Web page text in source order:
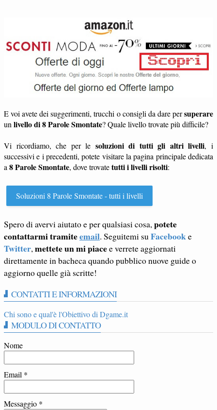
E voi avete dei suggerimenti, trucchi o consigli da dare persuperare
un livello di 8 Parole Smontate? Quale livello trovate più difficile?
Vi ricordiamo, che per le soluzioni di tutti gli altri livelli, i
successivi e i precedenti, potete visitare la pagina principale dedicata
a 8 Parole Smontate, dove trovatetutti i livelli risolti:
Soluzioni 8 Parole Smontate - tutti i livelli
Spero di avervi aiutato e per qualsiasi cosa, potete
contattarmi tramiteemail. Seguitemi su Facebooke
Twitter, mettete un mi piacee verrete aggiornati
direttamente in bacheca quando pubblico nuove guide o
aggiorno quelle già scritte!
CONTATTI E INFORMAZIONI
Chi sono e qual'è l'Obiettivo di Dgame.it
MODULO DI CONTATTO
Nome
Email *
Messaggio *